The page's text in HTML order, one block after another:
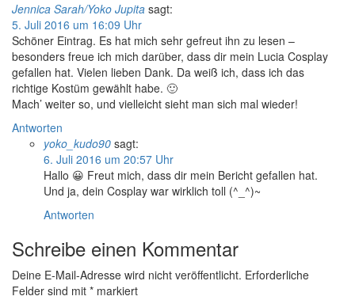
Jennica Sarah/Yoko Jupita sagt:
5. Juli 2016 um 16:09 Uhr
Schöner Eintrag. Es hat mich sehr gefreut ihn zu lesen –
besonders freue ich mich darüber, dass dir mein Lucia Cosplay
gefallen hat. Vielen lieben Dank. Da weiß ich, dass ich das
richtige Kostüm gewählt habe. 🙂
Mach’ weiter so, und vielleicht sieht man sich mal wieder!
Antworten
yoko_kudo90 sagt:
6. Juli 2016 um 20:57 Uhr
Hallo 😀 Freut mich, dass dir mein Bericht gefallen hat.
Und ja, dein Cosplay war wirklich toll (^_^)~
Antworten
Schreibe einen Kommentar
Deine E-Mail-Adresse wird nicht veröffentlicht. Erforderliche
Felder sind mit * markiert